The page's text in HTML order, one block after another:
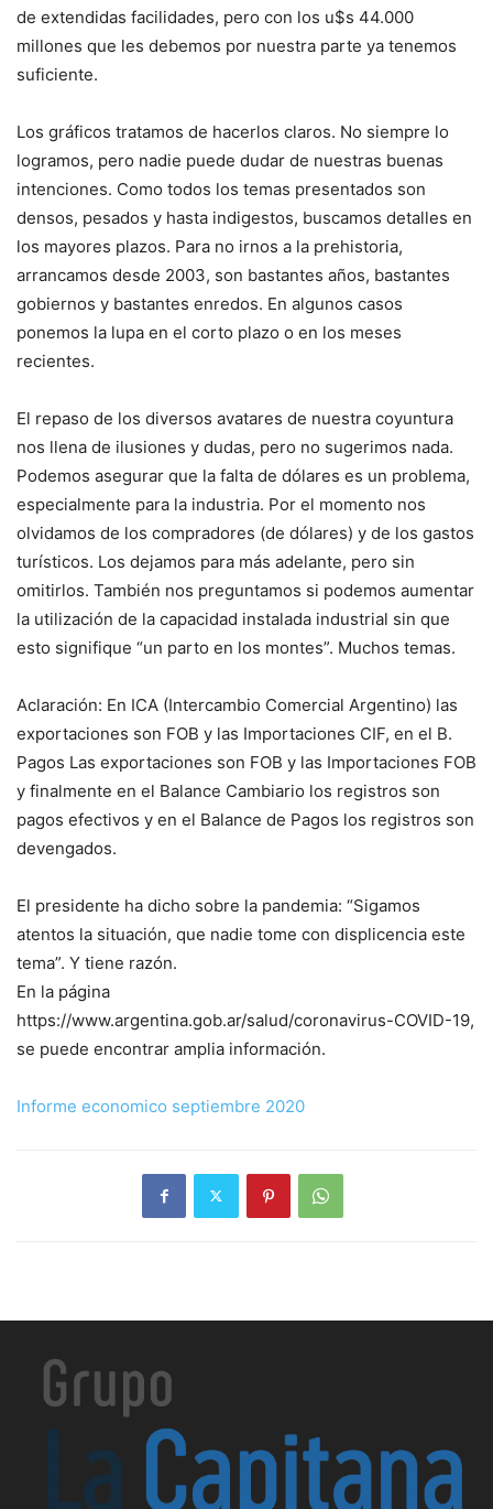
de extendidas facilidades, pero con los u$s 44.000
millones que les debemos por nuestra parte ya tenemos
suficiente.
Los gráficos tratamos de hacerlos claros. No siempre lo
logramos, pero nadie puede dudar de nuestras buenas
intenciones. Como todos los temas presentados son
densos, pesados y hasta indigestos, buscamos detalles en
los mayores plazos. Para no irnos a la prehistoria,
arrancamos desde 2003, son bastantes años, bastantes
gobiernos y bastantes enredos. En algunos casos
ponemos la lupa en el corto plazo o en los meses
recientes.
El repaso de los diversos avatares de nuestra coyuntura
nos llena de ilusiones y dudas, pero no sugerimos nada.
Podemos asegurar que la falta de dólares es un problema,
especialmente para la industria. Por el momento nos
olvidamos de los compradores (de dólares) y de los gastos
turísticos. Los dejamos para más adelante, pero sin
omitirlos. También nos preguntamos si podemos aumentar
la utilización de la capacidad instalada industrial sin que
esto signifique “un parto en los montes”. Muchos temas.
Aclaración: En ICA (Intercambio Comercial Argentino) las
exportaciones son FOB y las Importaciones CIF, en el B.
Pagos Las exportaciones son FOB y las Importaciones FOB
y finalmente en el Balance Cambiario los registros son
pagos efectivos y en el Balance de Pagos los registros son
devengados.
El presidente ha dicho sobre la pandemia: “Sigamos
atentos la situación, que nadie tome con displicencia este
tema”. Y tiene razón.
En la página
https://www.argentina.gob.ar/salud/coronavirus-COVID-19,
se puede encontrar amplia información.
Informe economico septiembre 2020